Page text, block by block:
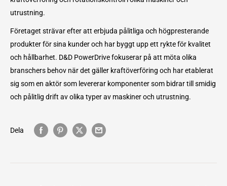
utrustning.
Företaget strävar efter att erbjuda pålitliga och högpresterande
produkter för sina kunder och har byggt upp ett rykte för kvalitet
och hållbarhet. D&D PowerDrive fokuserar på att möta olika
branschers behov när det gäller kraftöverföring och har etablerat
sig som en aktör som levererar komponenter som bidrar till smidig
och pålitlig drift av olika typer av maskiner och utrustning.
Dela